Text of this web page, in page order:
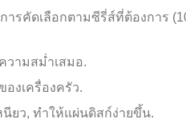
คัดเลือกตามซีรี่ส์ที่ต้องการ
วามสม่ำเสมอ.
งเครื่องครัว.
ยว, ทำให้แผ่นดิสก์ง่ายขึ้น.